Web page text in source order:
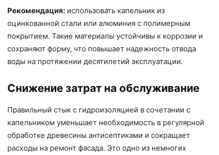
Рекомендация: использовать капельник из
оцинкованной стали или алюминия с полимерным
покрытием. Такие материалы устойчивы к коррозии и
сохраняют форму, что повышает надежность отвода
воды на протяжении десятилетий эксплуатации.
Снижение затрат на обслуживание
Правильный стык с гидроизоляцией в сочетании с
капельником уменьшает необходимость в регулярной
обработке древесины антисептиками и сокращает
расходы на ремонт фасада. Это одно из немногих